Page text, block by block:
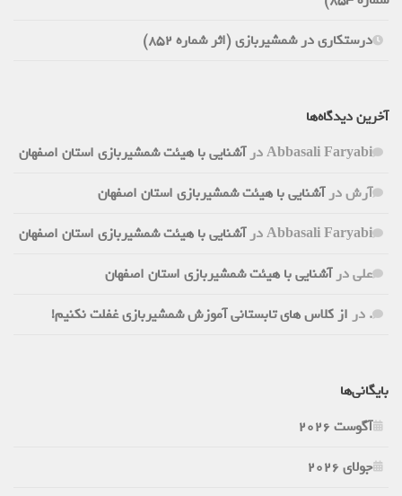
درستکاری در شمشیربازی (اثر شماره 852)
آخرین دیدگاه‌ها
Abbasali Faryabiدرآشنایی با هیئت شمشیربازی استان اصفهان
آرشدرآشنایی با هیئت شمشیربازی استان اصفهان
Abbasali Faryabiدرآشنایی با هیئت شمشیربازی استان اصفهان
علیدرآشنایی با هیئت شمشیربازی استان اصفهان
. در از کلاس های تابستانی آموزش شمشیربازی غفلت نکنیم!
بایگانی‌ها
آگوست 2026
جولای 2026